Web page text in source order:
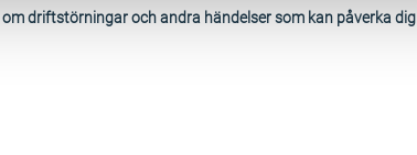
driftstörningar och andra händelser som kan påverka dig